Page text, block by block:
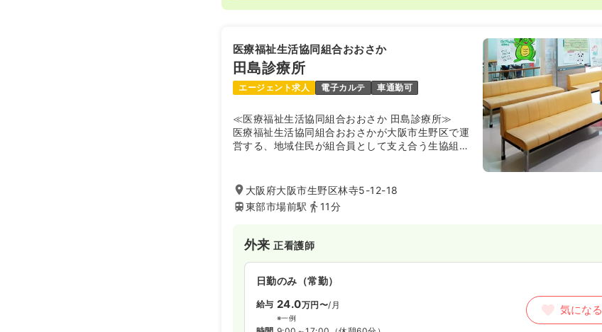
医療福祉生活協同組合おおさか
田島診療所
エージェント求人 電子カルテ 車通勤可
≪医療福祉生活協同組合おおさか 田島診療所≫
医療福祉生活協同組合おおさかが大阪市生野区で運
営する、地域住民が組合員として支え合う生協組織
括的な医療・福祉サービスの提供に注力していま
す。
大阪府大阪市生野区林寺5-12-18
東部市場前駅
11分
外来正看護師
日勤のみ（常勤）
給与 24.0万円〜/月
※一例
気になる